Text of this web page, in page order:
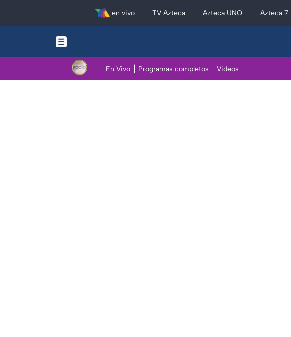
en vivo TV Azteca Azteca UNO Azteca 7
En Vivo Programas completos Videos